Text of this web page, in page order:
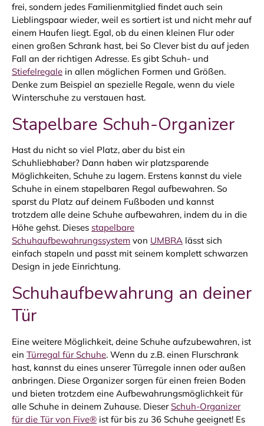
frei, sondern jedes Familienmitglied findet auch sein
Lieblingspaar wieder, weil es sortiert ist und nicht mehr auf
einem Haufen liegt. Egal, ob du einen kleinen Flur oder
einen großen Schrank hast, bei So Clever bist du auf jeden
Fall an der richtigen Adresse. Es gibt Schuh- und
Stiefelregale in allen möglichen Formen und Größen.
Denke zum Beispiel an spezielle Regale, wenn du viele
Winterschuhe zu verstauen hast.
Stapelbare Schuh-Organizer
Hast du nicht so viel Platz, aber du bist ein
Schuhliebhaber? Dann haben wir platzsparende
Möglichkeiten, Schuhe zu lagern. Erstens kannst du viele
Schuhe in einem stapelbaren Regal aufbewahren. So
sparst du Platz auf deinem Fußboden und kannst
trotzdem alle deine Schuhe aufbewahren, indem du in die
Höhe gehst. Dieses stapelbare
Schuhaufbewahrungssystem von UMBRA lässt sich
einfach stapeln und passt mit seinem komplett schwarzen
Design in jede Einrichtung.
Schuhaufbewahrung an deiner
Tür
Eine weitere Möglichkeit, deine Schuhe aufzubewahren, ist
ein Türregal für Schuhe. Wenn du z.B. einen Flurschrank
hast, kannst du eines unserer Türregale innen oder außen
anbringen. Diese Organizer sorgen für einen freien Boden
und bieten trotzdem eine Aufbewahrungsmöglichkeit für
alle Schuhe in deinem Zuhause. Dieser Schuh-Organizer
für die Tür von Five® ist für bis zu 36 Schuhe geeignet! Es